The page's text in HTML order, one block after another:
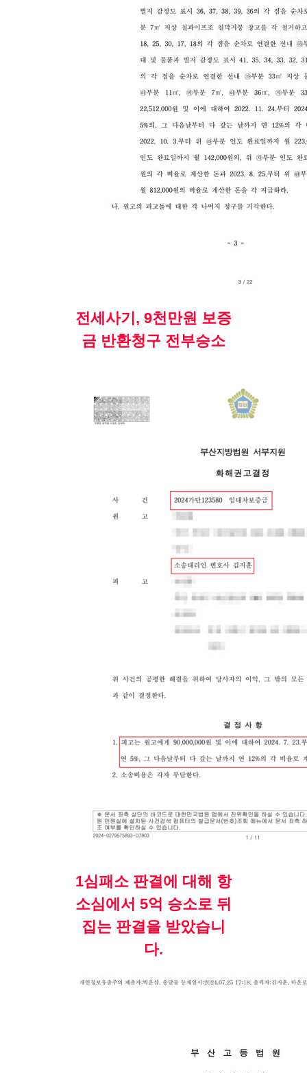
전세사기, 9천만원 보증
금 반환청구 전부승소
1심패소 판결에 대해 항
소심에서 5억 승소로 뒤
집는 판결을 받았습니
다.